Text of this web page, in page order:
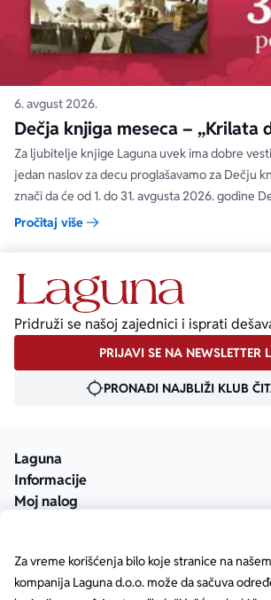
Za vreme korišćenja bilo koje stranice na
kompanija Laguna d.o.o. može da sačuva
6. avgust 2026.
Dečja knjiga meseca – „Krilata
Za ljubitelje knjige Laguna uvek ima dobre
jedan naslov za decu proglašavamo za Dečju
znači da će od 1. do 31. avgusta 2026. godine
moći da se kupi na specijalnom popustu od
Pročitaj više
Pridruži se našoj zajednici i isprati
PRIJAVI SE NA NEWSLETTER
PRONAĐI NAJBLIŽI KLUB
Laguna
Informacije
Moj nalog